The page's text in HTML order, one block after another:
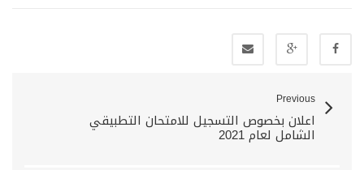
Previous
اعلان بخصوص التسجيل للامتحان التطبيقي
الشامل لعام 2021